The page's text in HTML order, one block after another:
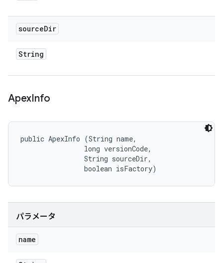
sourceDir
String
ApexInfo
public ApexInfo (String name,
                long versionCode,
                String sourceDir,
                boolean isFactory)
パラメータ
name